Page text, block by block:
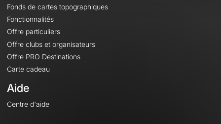
Fonds de cartes topographiques
Fonctionnalités
Offre particuliers
Offre clubs et organisateurs
Offre PRO Destinations
Carte cadeau
Aide
Centre d'aide